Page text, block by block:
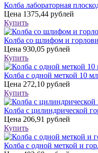
Колба лабораторная
Цена 1375,44 рублей
Купить
Колба со шлифом и
Цена 930,05 рублей
Купить
Колба с одной меткой 10 мл
Цена 272,10 рублей
Купить
Колба с цилиндрической
Цена 206,91 рублей
Купить
Колба с одной меткой и